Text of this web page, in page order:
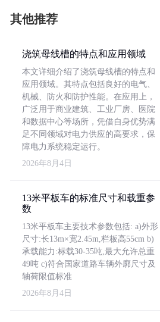
其他推荐
浇筑母线槽的特点和应用领域
本文详细介绍了浇筑母线槽的特点和
应用领域。其特点包括良好的电气、
机械、防火和防护性能。在应用上，
广泛用于商业建筑、工业厂房、医院
和数据中心等场所，凭借自身优势满
足不同领域对电力供应的高要求，保
障电力系统稳定运行。
2026年8月4日
13米平板车的标准尺寸和载重参
数
13米平板车主要技术参数包括: a)外形
尺寸:长13m×宽2.45m,栏板高55cm b)
承载能力:标载30-35吨,最大允许总重
49吨 c)符合国家道路车辆外廓尺寸及
轴荷限值标准
2026年8月4日